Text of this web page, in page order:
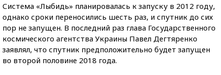
Система «Лыбидь» планировалась к запуску в 2012 году,
однако сроки переносились шесть раз, и спутник до сих
пор не запущен. В последний раз глава Государственного
космического агентства Украины Павел Дегтяренко
заявлял, что спутник предположительно будет запущен
во второй половине 2018 года.